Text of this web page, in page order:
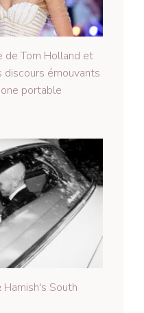
de Tom Holland et
émouvants
portable
Hamish's South